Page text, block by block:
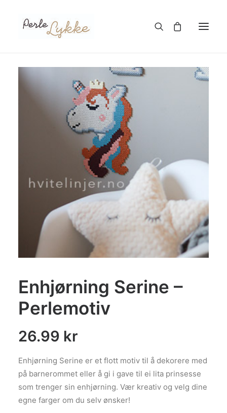
Hjem
Nettbutikk
Blogg
Om meg
Kontakt
TIL HANDLEKURV
Enhjørning Serine –
Perlemotiv
26.99 kr
Enhjørning Serine er et flott motiv til å dekorere med
på barnerommet eller å gi i gave til ei lita prinsesse
som trenger sin enhjørning. Vær kreativ og velg dine
egne farger om du selv ønsker!